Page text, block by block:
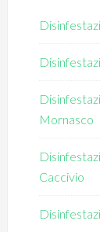
Mornasco
Caccivio